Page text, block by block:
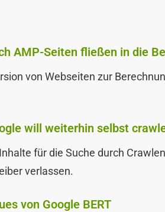
AMP-Seiten fließen in die
von Webseiten zur
will weiterhin selbst
für die Suche durch
verlassen.
von Google BERT